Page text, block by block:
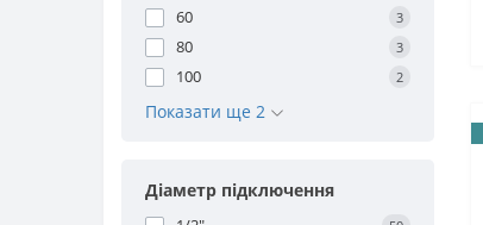
60 3
80 3
100 2
Показати ще 2
Діаметр підключення